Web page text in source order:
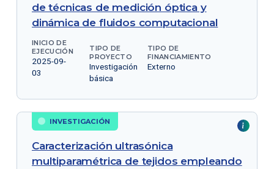
de técnicas de medición óptica y
dinámica de fluidos computacional
INICIO DE
EJECUCIÓN
2025-09-
03
TIPO DE
PROYECTO
Investigación
básica
TIPO DE
FINANCIAMIENTO
Externo
INVESTIGACIÓN
Caracterización ultrasónica
multiparamétrica de tejidos empleando